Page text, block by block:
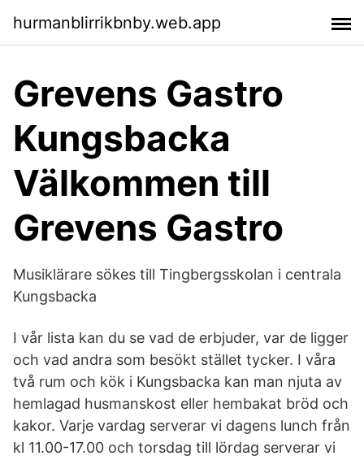
hurmanblirrikbnby.web.app
Grevens Gastro
Kungsbacka
Välkommen till
Grevens Gastro
Musiklärare sökes till Tingbergsskolan i centrala
Kungsbacka
I vår lista kan du se vad de erbjuder, var de ligger
och vad andra som besökt stället tycker. I våra
två rum och kök i Kungsbacka kan man njuta av
hemlagad husmanskost eller hembakat bröd och
kakor. Varje vardag serverar vi dagens lunch från
kl 11.00-17.00 och torsdag till lördag serverar vi